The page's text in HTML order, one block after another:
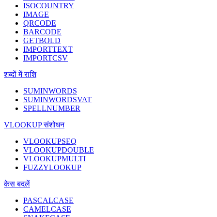
ISOCOUNTRY
IMAGE
QRCODE
BARCODE
GETBOLD
IMPORTTEXT
IMPORTCSV
शब्दों में राशि
SUMINWORDS
SUMINWORDSVAT
SPELLNUMBER
VLOOKUP संशोधन
VLOOKUPSEQ
VLOOKUPDOUBLE
VLOOKUPMULTI
FUZZYLOOKUP
केस बदलें
PASCALCASE
CAMELCASE